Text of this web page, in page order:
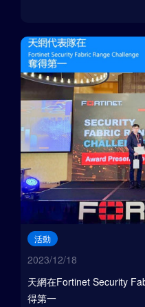
活動
2023/12/18
天網在Fortinet Security
得第一